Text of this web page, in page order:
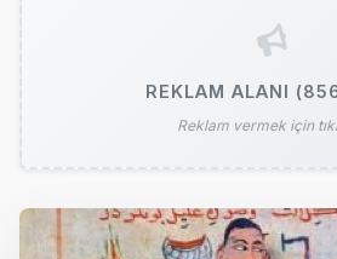
REKLAM ALANI
Reklam vermek için